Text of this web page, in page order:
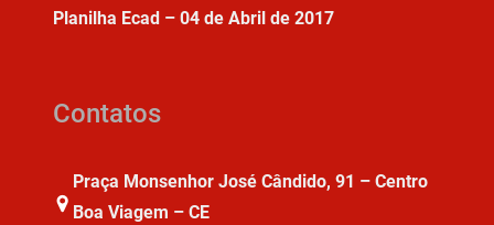
Planilha Ecad – 04 de Abril de 2017
Contatos
Praça Monsenhor José Cândido, 91 – Centro
Boa Viagem – CE